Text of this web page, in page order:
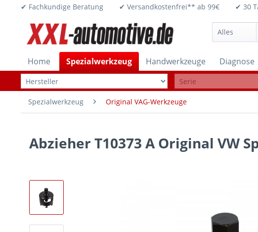
✔ Fachkundige Beratung ✔ Versandkostenfrei** ab 99€ ✔ 30
Home Spezialwerkzeug Handwerkzeuge Diagnose
Spezialwerkzeug Original VAG-Werkzeuge
Abzieher T10373 A Original VW